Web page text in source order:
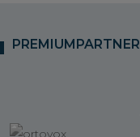
PREMIUMPARTNER